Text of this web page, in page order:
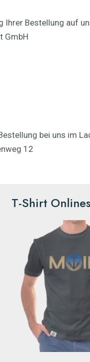
Ihrer Bestellung auf
GmbH
bei uns im
12
T-Shirt